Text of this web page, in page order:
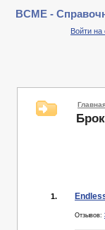
BCME -
Войти на
Главная
1.
Отзывов: